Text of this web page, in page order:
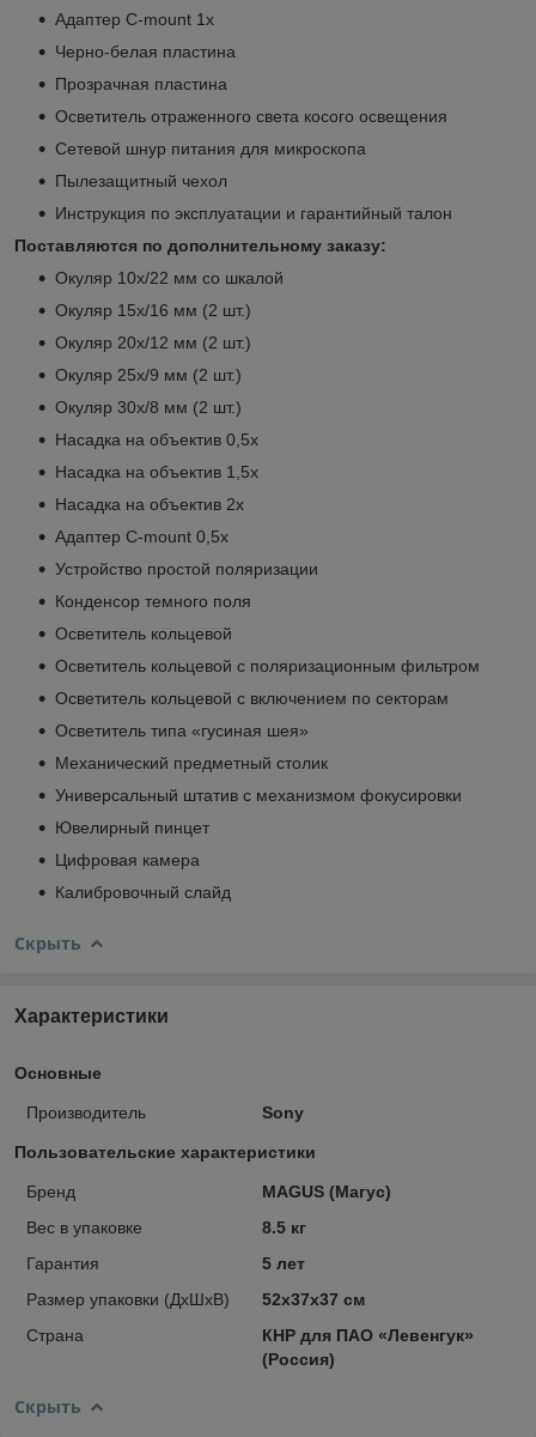
Адаптер C-mount 1х
Черно-белая пластина
Прозрачная пластина
Осветитель отраженного света косого освещения
Сетевой шнур питания для микроскопа
Пылезащитный чехол
Инструкция по эксплуатации и гарантийный талон
Поставляются по дополнительному заказу:
Окуляр 10x/22 мм со шкалой
Окуляр 15х/16 мм (2 шт.)
Окуляр 20х/12 мм (2 шт.)
Окуляр 25х/9 мм (2 шт.)
Окуляр 30х/8 мм (2 шт.)
Насадка на объектив 0,5x
Насадка на объектив 1,5x
Насадка на объектив 2x
Адаптер C-mount 0,5х
Устройство простой поляризации
Конденсор темного поля
Осветитель кольцевой
Осветитель кольцевой с поляризационным фильтром
Осветитель кольцевой с включением по секторам
Осветитель типа «гусиная шея»
Механический предметный столик
Универсальный штатив с механизмом фокусировки
Ювелирный пинцет
Цифровая камера
Калибровочный слайд
Скрыть
Характеристики
Основные
Производитель Sony
Пользовательские характеристики
Бренд
MAGUS (Магус)
Вес в упаковке
8.5 кг
Гарантия
5 лет
Размер упаковки (ДxШxВ)
52x37x37 см
Страна
КНР для ПАО «Левенгук»
(Россия)
Скрыть